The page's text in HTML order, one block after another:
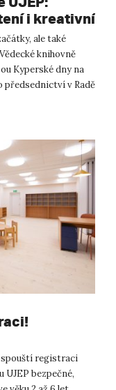
i kreativní
ale také
knihovně
Kyperské dny na
předsednictví v Radě
spouští registraci
UJEP bezpečné,